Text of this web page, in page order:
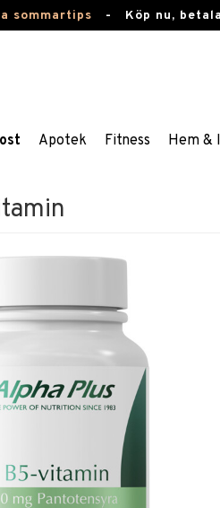
sommartips - Köp nu,
Apotek Fitness Hem &